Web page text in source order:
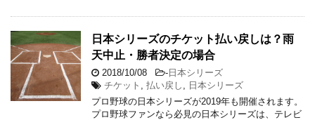
日本シリーズのチケット払い戻しは？雨
天中止・勝者決定の場合
2018/10/08 -日本シリーズ
チケット
払い戻し
日本シリーズ
プロ野球の日本シリーズが2019年も開催されます。
プロ野球ファンなら必見の日本シリーズは、テレビ